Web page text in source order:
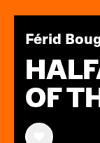
Férid
OF